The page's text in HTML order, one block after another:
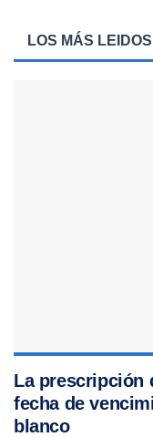
LOS MÁS LEIDOS
La prescripción
fecha de
blanco